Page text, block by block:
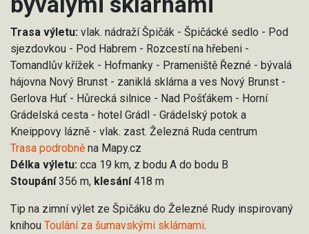
Trasa výletu: vlak. nádraží Špičák - Špičácké sedlo - Pod
sjezdovkou - Pod Habrem - Rozcestí na hřebeni -
Tomandlův křížek - Hofmanky - Prameniště Řezné - bývalá
hájovna Nový Brunst - zaniklá sklárna a ves Nový Brunst -
Gerlova Huť - Hůrecká silnice - Nad Pošťákem - Horní
Grádelská cesta - hotel Grádl - Grádelský potok a
Kneippovy lázně - vlak. zast. Železná Ruda centrum
Trasa podrobně na Mapy.cz
Délka výletu: cca 19 km, z bodu A do bodu B
Stoupání356 m, klesání418 m
Tip na zimní výlet ze Špičáku do Železné Rudy inspirovaný
knihou Toulání za šumavskými sklárnami.